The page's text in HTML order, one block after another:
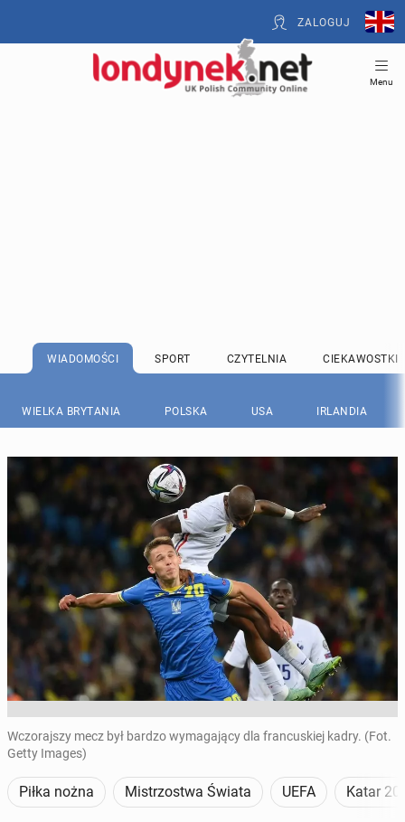
ZALOGUJ
Menu
WIADOMOŚCI SPORT CZYTELNIA CIEKAWOSTKI
WIELKA BRYTANIA POLSKA USA IRLANDIA
Wczorajszy mecz był bardzo wymagający dla francuskiej kadry. (Fot.
Getty Images)
Piłka nożna Mistrzostwa Świata UEFA Katar